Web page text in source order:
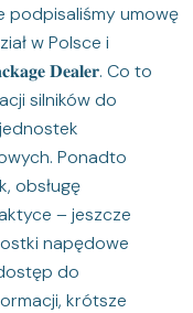
podpisaliśmy umowę
w Polsce i
𝐃𝐞𝐚𝐥𝐞𝐫. Co to
silników do
Ponadto
obsługę
– jeszcze
napędowe
do
krótsze